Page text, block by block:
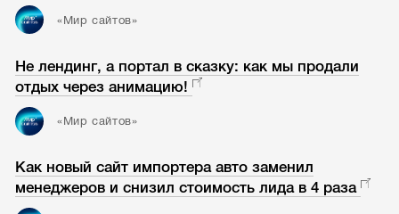
«Мир сайтов»
Не лендинг, а портал в сказку: как мы продали
отдых через анимацию!
«Мир сайтов»
Как новый сайт импортера авто заменил
менеджеров и снизил стоимость лида в 4 раза